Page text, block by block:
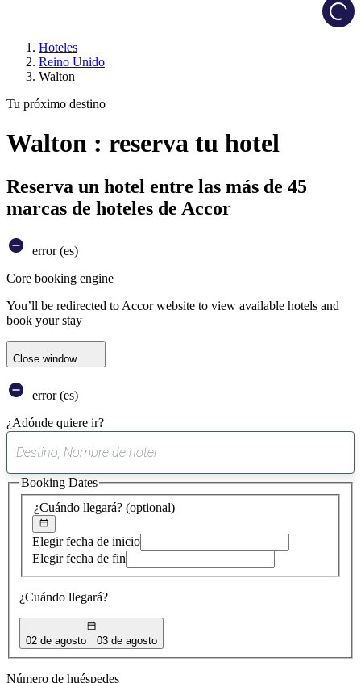
Hoteles
Reino Unido
Walton
Tu próximo destino
Walton : reserva tu hotel
Reserva un hotel entre las más de 45
marcas de hoteles de Accor
error (es)
Core booking engine
You’ll be redirected to Accor website to view available hotels and
book your stay
Close window
error (es)
¿Adónde quiere ir?
sugerencia
encontrada
¿Cuándo llegará? (optional)
Elegir fecha de inicio
Elegir fecha de fin
¿Cuándo llegará?
02 de agosto 03 de agosto
Booking Dates
Número de huéspedes